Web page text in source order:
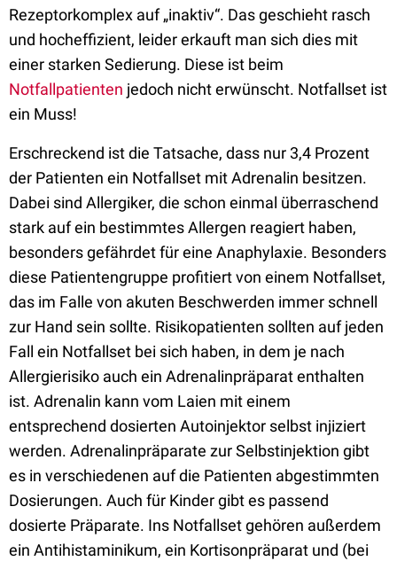
Rezeptorkomplex auf „inaktiv“. Das geschieht rasch
und hocheffizient, leider erkauft man sich dies mit
einer starken Sedierung. Diese ist beim
Notfallpatienten jedoch nicht erwünscht. Notfallset ist
ein Muss!
Erschreckend ist die Tatsache, dass nur 3,4 Prozent
der Patienten ein Notfallset mit Adrenalin besitzen.
Dabei sind Allergiker, die schon einmal überraschend
stark auf ein bestimmtes Allergen reagiert haben,
besonders gefährdet für eine Anaphylaxie. Besonders
diese Patientengruppe profitiert von einem Notfallset,
das im Falle von akuten Beschwerden immer schnell
zur Hand sein sollte. Risikopatienten sollten auf jeden
Fall ein Notfallset bei sich haben, in dem je nach
Allergierisiko auch ein Adrenalinpräparat enthalten
ist. Adrenalin kann vom Laien mit einem
entsprechend dosierten Autoinjektor selbst injiziert
werden. Adrenalinpräparate zur Selbstinjektion gibt
es in verschiedenen auf die Patienten abgestimmten
Dosierungen. Auch für Kinder gibt es passend
dosierte Präparate. Ins Notfallset gehören außerdem
ein Antihistaminikum, ein Kortisonpräparat und (bei